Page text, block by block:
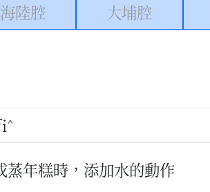
海陸腔 大埔腔
^
蒸年糕時，添加水的動作